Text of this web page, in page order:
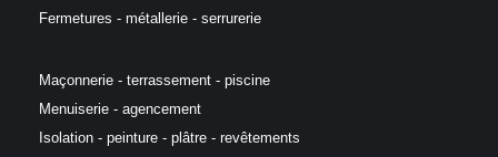
Fermetures - métallerie - serrurerie
Maçonnerie - terrassement - piscine
Menuiserie - agencement
Isolation - peinture - plâtre - revêtements